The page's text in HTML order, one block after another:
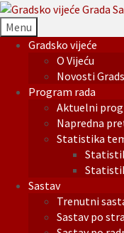
Menu
Gradsko vijeće
O Vijeću
Novosti
Program rada
Aktuelni
Napredna
Statistika
Sastav
Trenutni
Sastav po